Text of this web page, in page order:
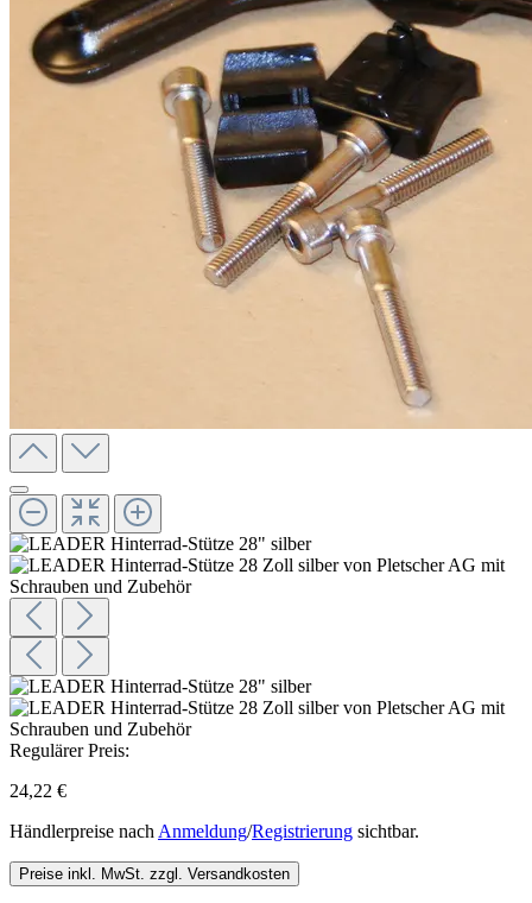
Regulärer Preis:
24,22 €
Händlerpreise nach Anmeldung/Registrierung sichtbar.
Preise inkl. MwSt. zzgl. Versandkosten